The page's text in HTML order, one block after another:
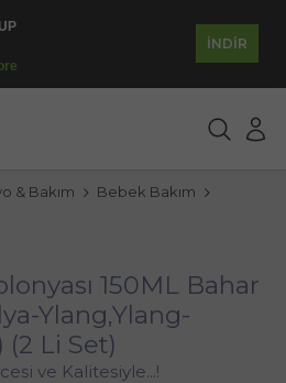
İNDİR
& Bakım
Bebek Bakım
150ML Bahar
Ylang,Ylang-
Li Set)
ve Kalitesiyle...!